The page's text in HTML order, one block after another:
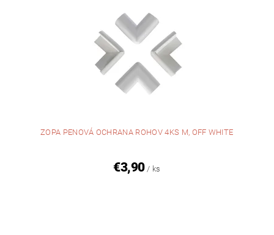
ZOPA PENOVÁ OCHRANA ROHOV 4KS M, OFF WHITE
€3,90 / ks